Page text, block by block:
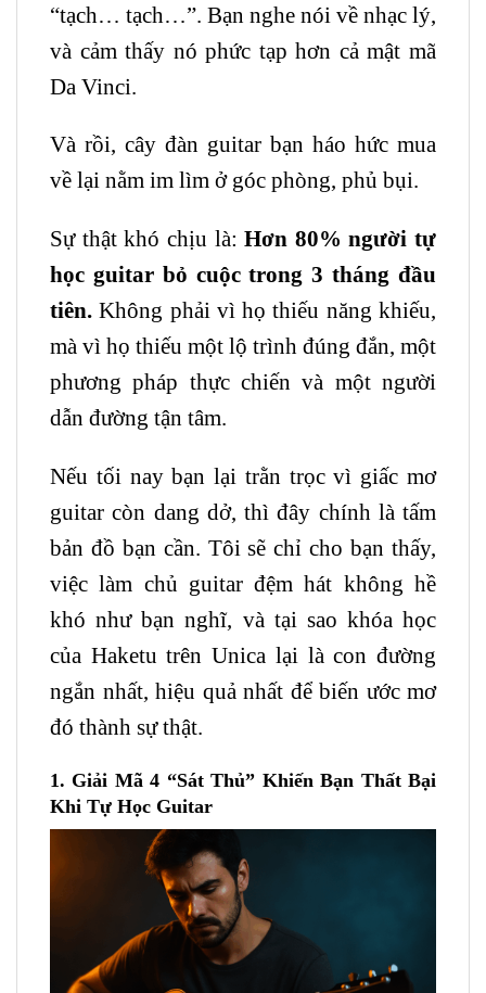
“tạch… tạch…”. Bạn nghe nói về nhạc lý,
và cảm thấy nó phức tạp hơn cả mật mã
Da Vinci.
Và rồi, cây đàn guitar bạn háo hức mua
về lại nằm im lìm ở góc phòng, phủ bụi.
Sự thật khó chịu là:Hơn 80% người tự
học guitar bỏ cuộc trong 3 tháng đầu
tiên. Không phải vì họ thiếu năng khiếu,
mà vì họ thiếu một lộ trình đúng đắn, một
phương pháp thực chiến và một người
dẫn đường tận tâm.
Nếu tối nay bạn lại trằn trọc vì giấc mơ
guitar còn dang dở, thì đây chính là tấm
bản đồ bạn cần. Tôi sẽ chỉ cho bạn thấy,
việc làm chủ guitar đệm hát không hề
khó như bạn nghĩ, và tại sao khóa học
của Haketu trên Unica lại là con đường
ngắn nhất, hiệu quả nhất để biến ước mơ
đó thành sự thật.
1. Giải Mã 4 “Sát Thủ” Khiến Bạn Thất Bại
Khi Tự Học Guitar